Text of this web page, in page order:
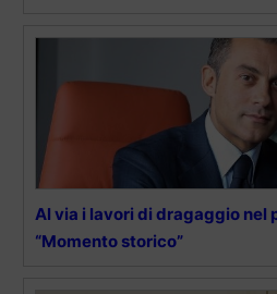
Al via i lavori di dragaggio nel
“Momento storico”